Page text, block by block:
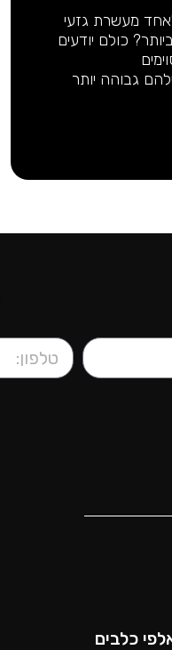
מעשרת גזעי
כולם יודעים
גבוהה יותר
כלבים